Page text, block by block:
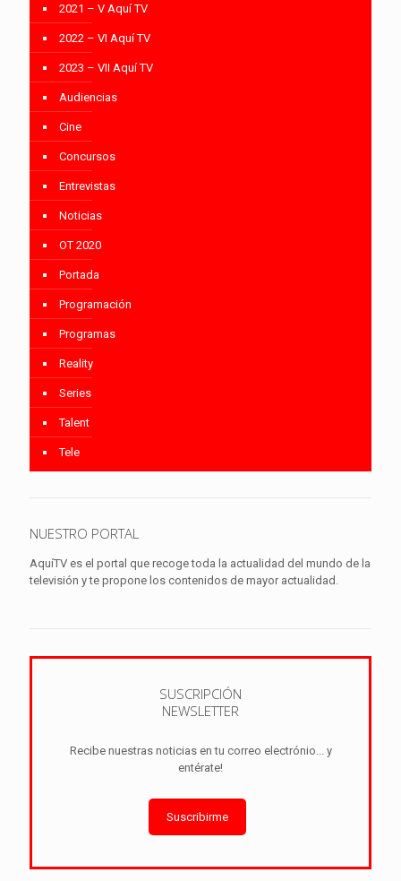
2021 – V Aquí TV
2022 – VI Aquí TV
2023 – VII Aquí TV
Audiencias
Cine
Concursos
Entrevistas
Noticias
OT 2020
Portada
Programación
Programas
Reality
Series
Talent
Tele
NUESTRO PORTAL
AquíTV es el portal que recoge toda la actualidad del mundo de la
televisión y te propone los contenidos de mayor actualidad.
SUSCRIPCIÓN
NEWSLETTER
Recibe nuestras noticias en tu correo electrónio... y
entérate!
Suscribirme